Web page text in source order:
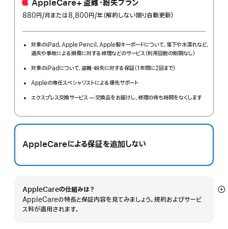
AppleCare+ 盗難・紛失プラン
880円/月per
または8,800円/年年
（解約しない限り自動更新）
対象のiPad、Apple Pencil、Apple製キーボードについて、落下や水濡れなど、
過失や事故による損傷に対する修理などのサービス（利用回数の制限なし）
対象のiPadについて、盗難・紛失に対する保証（1年間に2回まで）
Appleの専任スペシャリストによる優先サポート
エクスプレス交換サービス — 交換品をお届けし、修理の待ち時間をなくします
AppleCareによる保証を追加しない
AppleCareの仕組みは？
AppleCareの特長と保証内容を見てみましょう。規約およびサービ
ス料が適用されます。
詳